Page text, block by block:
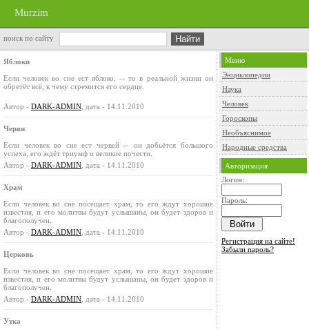
Murzim
поиск по сайту
Яблоки
Если человек во сне ест яблоко, -- то в реальной жизни он
обретёт всё, к чему стремится его сердце.
Автор - DARK-ADMIN , дата - 14.11.2010
Черви
Если человек во сне ест червей -- он добьётся большого
успеха, его ждёт триумф и великие почести.
Автор - DARK-ADMIN , дата - 14.11.2010
Храм
Если человек во сне посещает храм, то его ждут хорошие
известия, и его молитвы будут услышаны, он будет здоров и
благополучен.
Автор - DARK-ADMIN , дата - 14.11.2010
Церковь
Если человек во сне посещает храм, то его ждут хорошие
известия, и его молитвы будут услышаны, он будет здоров и
благополучен.
Автор - DARK-ADMIN , дата - 14.11.2010
Утка
Меню
Энциклопедии
Наука
Человек
Гороскопы
Необъяснимое
Народные средства
Авторизация
Логин:
Пароль:
Регистрация на сайте!
Забыли пароль?